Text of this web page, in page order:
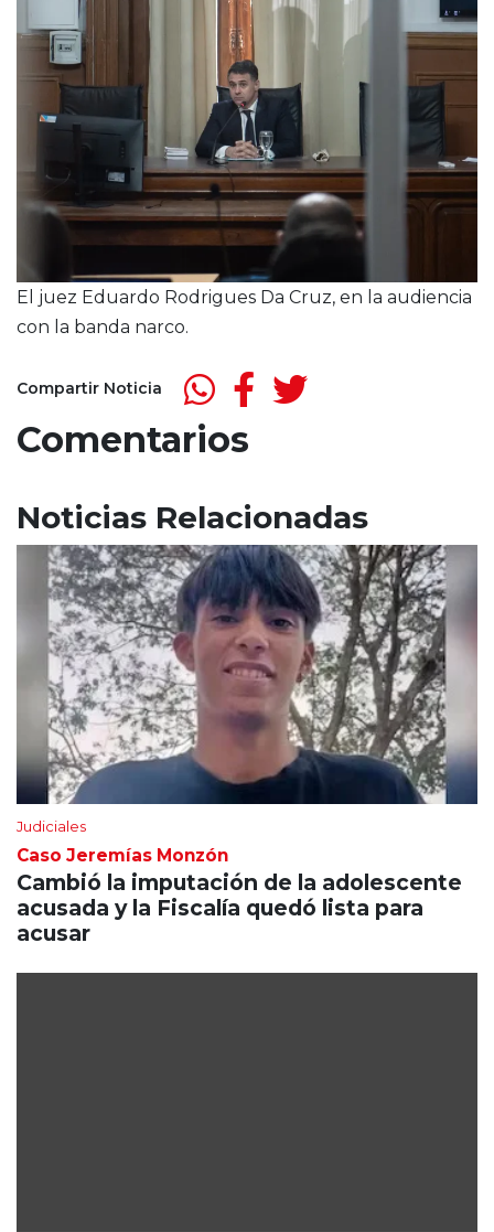
El juez Eduardo Rodrigues Da Cruz, en la audiencia
con la banda narco.
Compartir Noticia
Comentarios
Noticias Relacionadas
Judiciales
Caso Jeremías Monzón
Cambió la imputación de la adolescente
acusada y la Fiscalía quedó lista para
acusar